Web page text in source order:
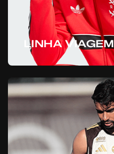
LINHA VIAGEM